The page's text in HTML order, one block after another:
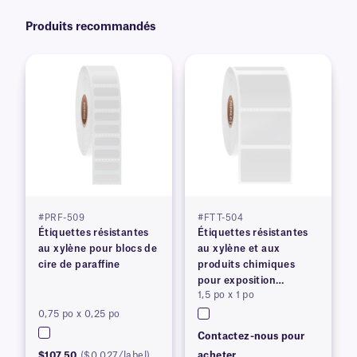
Produits recommandés
#PRF-509
Étiquettes résistantes
au xylène pour blocs de
cire de paraffine
0,75 po x 0,25 po
#FTT-504
Étiquettes résistantes
au xylène et aux
produits chimiques
pour exposition
prolongée
1,5 po x 1 po
Contactez-nous pour